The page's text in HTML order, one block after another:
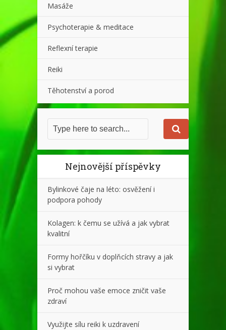
Masáže
Psychoterapie & meditace
Reflexní terapie
Reiki
Těhotenství a porod
Nejnovější příspěvky
Bylinkové čaje na léto: osvěžení i
podpora pohody
Kolagen: k čemu se užívá a jak vybrat
kvalitní
Formy hořčíku v doplňcích stravy a jak
si vybrat
Proč mohou vaše emoce zničit vaše
zdraví
Využijte sílu reiki k uzdravení